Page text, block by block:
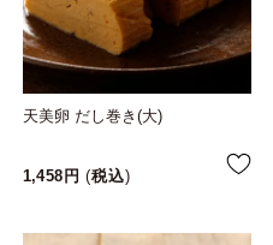
天美卵 だし巻き(大)
1,458 税込